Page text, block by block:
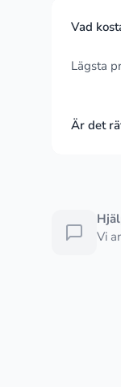
Vad
Lägsta
Är det
Vi